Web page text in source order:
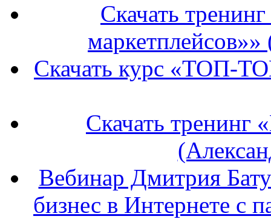
Скачать
Скачать курс «ТОП-
Скачать тренинг
Вебинар Дмитрия
бизнес в Интернете с